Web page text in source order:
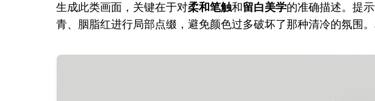
生成此类画面，关键在于对柔和笔触和留白美学的准确描述。提
青、胭脂红进行局部点缀，避免颜色过多破坏了那种清冷的氛围